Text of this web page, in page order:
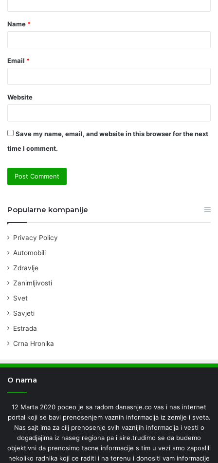
t
*
Name *
Email *
Website
Save my name, email, and website in this browser for the next
time I comment.
Popularne kompanije
Privacy Policy
Automobili
Zdravlje
Zanimljivosti
Svet
Savjeti
Estrada
Crna Hronika
O nama
12 Marta 2020 poceo je sa radom danasnje.co vas i nas internet
portal koji se bavi prenosenjem vaznih informacija iz zemlje i sveta.
Nas sajt ima za cilj prenosenje svih vaznijih informacija i vesti o
dogadjajima iz naseg regiona pa i sire.trudimo se da budemo
objektivni da prenosimo tacne informacije s tim u vezi smo zaposlili
nekoliko radnika koji ce raditi i na terenu i donositi vam informacije